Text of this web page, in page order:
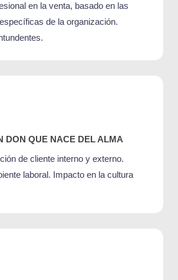
en la venta, basado en las
de la organización.
DON QUE NACE DEL ALMA
de cliente interno y externo.
laboral. Impacto en la cultura